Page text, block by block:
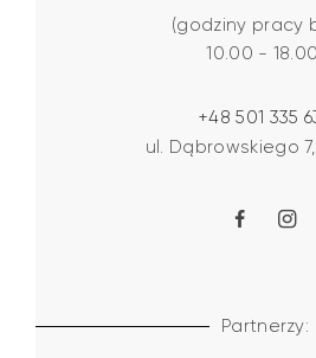
(godziny pracy
10.00 -
ul. Dąbrowskiego
+48 501 335
Partnerzy: